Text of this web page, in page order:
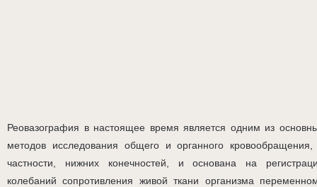
Реовазография в настоящее время является одним из
методов исследования общего и органного кровообращения,
частности, нижних конечностей, и основана на
колебаний сопротивления живой ткани организма